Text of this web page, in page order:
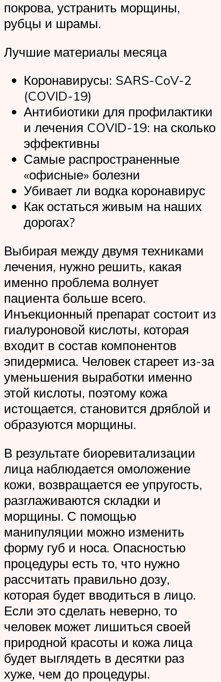
покрова, устранить морщины,
рубцы и шрамы.
Лучшие материалы месяца
Коронавирусы: SARS-CoV-2
(COVID-19)
Антибиотики для профилактики
и лечения COVID-19: на сколько
эффективны
Самые распространенные
«офисные» болезни
Убивает ли водка коронавирус
Как остаться живым на наших
дорогах?
Выбирая между двумя техниками
лечения, нужно решить, какая
именно проблема волнует
пациента больше всего.
Инъекционный препарат состоит из
гиалуроновой кислоты, которая
входит в состав компонентов
эпидермиса. Человек стареет из-за
уменьшения выработки именно
этой кислоты, поэтому кожа
истощается, становится дряблой и
образуются морщины.
В результате биоревитализации
лица наблюдается омоложение
кожи, возвращается ее упругость,
разглаживаются складки и
морщины. С помощью
манипуляции можно изменить
форму губ и носа. Опасностью
процедуры есть то, что нужно
рассчитать правильно дозу,
которая будет вводиться в лицо.
Если это сделать неверно, то
человек может лишиться своей
природной красоты и кожа лица
будет выглядеть в десятки раз
хуже, чем до процедуры.